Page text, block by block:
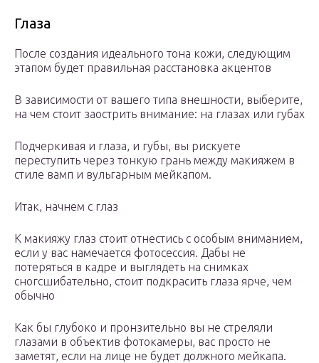
Глаза
После создания идеального тона кожи, следующим
этапом будет правильная расстановка акцентов
В зависимости от вашего типа внешности, выберите,
на чем стоит заострить внимание: на глазах или губах
Подчеркивая и глаза, и губы, вы рискуете
переступить через тонкую грань между макияжем в
стиле вамп и вульгарным мейкапом.
Итак, начнем с глаз
К макияжу глаз стоит отнестись с особым вниманием,
если у вас намечается фотосессия. Дабы не
потеряться в кадре и выглядеть на снимках
сногсшибательно, стоит подкрасить глаза ярче, чем
обычно
Как бы глубоко и пронзительно вы не стреляли
глазами в объектив фотокамеры, вас просто не
заметят, если на лице не будет должного мейкапа.